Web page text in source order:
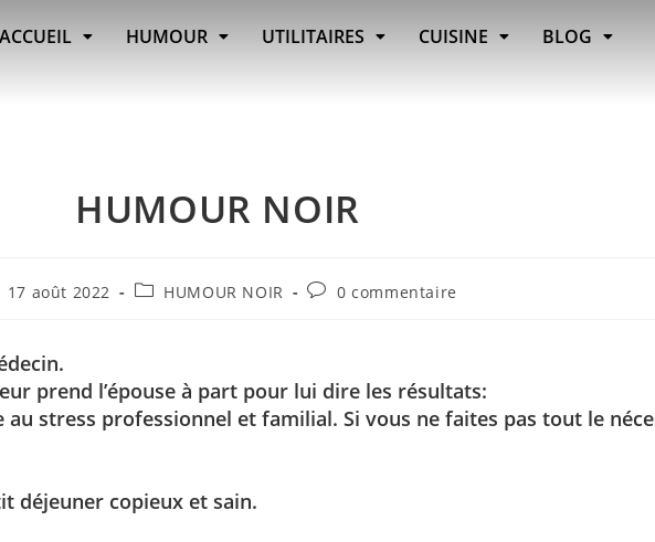
ACCUEIL HUMOUR UTILITAIRES CUISINE BLOG
HUMOUR NOIR
17 août 2022 HUMOUR NOIR 0 commentaire
prend l’épouse à part pour lui dire les résultats:
stress professionnel et familial. Si vous ne faites pas tout le
déjeuner copieux et sain.